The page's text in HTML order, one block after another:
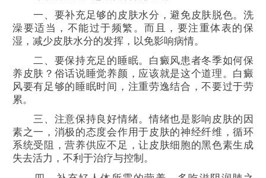
一、要补充足够的皮肤水分，避免皮肤脱色。洗
澡要适当，不能过于频繁。而且，要注重体表的保
湿，减少皮肤水分的发挥，以免影响病情。
二、要保持充足的睡眠。白癜风患者冬季如何保
养皮肤？俗话说睡觉养颜，应该就是这个道理。白癜
风要有足够的睡眠时间，注重劳逸结合，不要过于劳
累。
三、注意保持良好情绪。情绪也是影响皮肤的因
素之一，消极的态度会作用于皮肤的神经纤维，循环
系统受阻，营养供应不足，让皮肤细胞的黑色素生成
失去活力，不利于治疗与控制。